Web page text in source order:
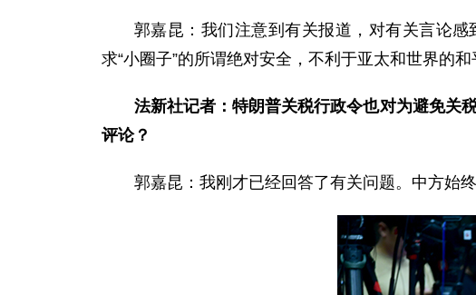
郭嘉昆：我们注意到有关报道，对有关言论
求“小圈子”的所谓绝对安全，不利于亚太和世界的
法新社记者：特朗普关税行政令也对为避免关
评论？
郭嘉昆：我刚才已经回答了有关问题。中方始